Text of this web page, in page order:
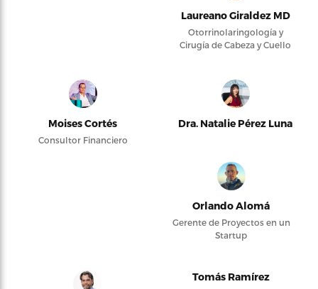
Laureano Giraldez MD
Otorrinolaringología y
Cirugía de Cabeza y Cuello
Moises Cortés
Consultor Financiero
Dra. Natalie Pérez Luna
Orlando Alomá
Gerente de Proyectos en un
Startup
Tomás Ramírez